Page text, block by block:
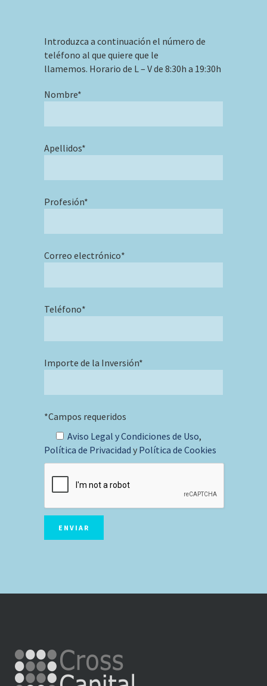
Introduzca a continuación el número de
teléfono al que quiere que le
llamemos. Horario de L – V de 8:30h a 19:30h
Nombre*
Apellidos*
Profesión*
Correo electrónico*
Teléfono*
Importe de la Inversión*
*Campos requeridos
Aviso Legal y Condiciones de Uso,
Política de Privacidad y Política de Cookies